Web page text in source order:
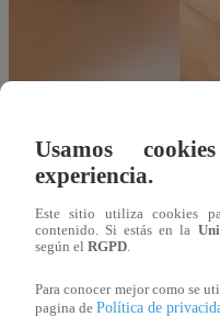
Usamos
experiencia.
Este sitio utiliza cookies
contenido. Si estás en la
según el RGPD
Para conocer mejor como se
pagina de Política de